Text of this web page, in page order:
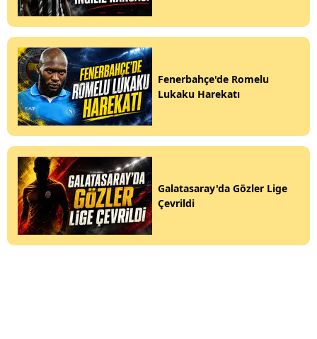
Fenerbahçe'de Romelu
Lukaku Harekatı
Galatasaray'da Gözler Lige
Çevrildi